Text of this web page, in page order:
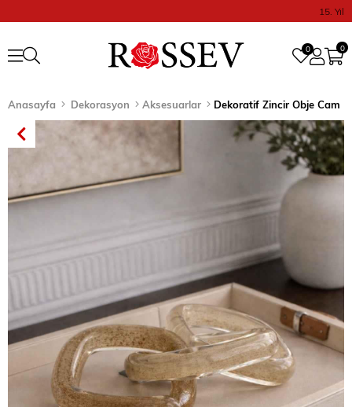
15. Yıl
0
0
Anasayfa Dekorasyon Aksesuarlar Dekoratif Zincir Obje Cam